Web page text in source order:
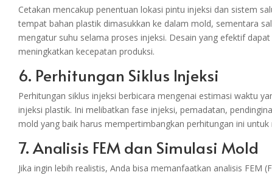
Cetakan mencakup penentuan lokasi pintu injeksi dan sistem
tempat bahan plastik dimasukkan ke dalam mold, sementara
mengatur suhu selama proses injeksi. Desain yang efektif
meningkatkan kecepatan produksi.
6. Perhitungan Siklus Injeksi
Perhitungan siklus injeksi berbicara mengenai estimasi waktu
injeksi plastik. Ini melibatkan fase injeksi, pemadatan,
mold yang baik harus mempertimbangkan perhitungan ini
7. Analisis FEM dan Simulasi Mold
Jika ingin lebih realistis, Anda bisa memanfaatkan analisis FEM